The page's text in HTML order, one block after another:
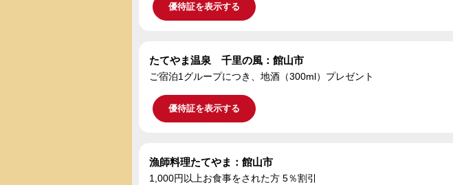
優待証を表示する
たてやま温泉 千里の風：館山市
ご宿泊1グループにつき、地酒（300ml）プレゼント
優待証を表示する
漁師料理たてやま：館山市
1,000円以上お食事をされた方 5％割引